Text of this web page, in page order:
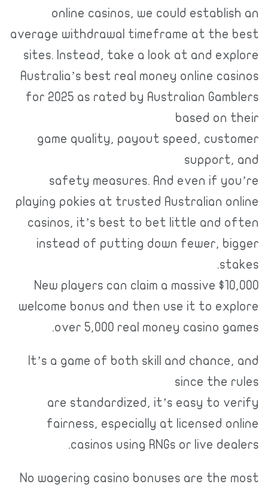
online casinos, we could establish an
average withdrawal timeframe at the best
sites. Instead, take a look at and explore
Australia’s best real money online casinos
for 2025 as rated by Australian Gamblers
based on their
game quality, payout speed, customer
support, and
safety measures. And even if you’re
playing pokies at trusted Australian online
casinos, it’s best to bet little and often
instead of putting down fewer, bigger
stakes.
New players can claim a massive $10,000
welcome bonus and then use it to explore
over 5,000 real money casino games.
It’s a game of both skill and chance, and
since the rules
are standardized, it’s easy to verify
fairness, especially at licensed online
casinos using RNGs or live dealers.
No wagering casino bonuses are the most